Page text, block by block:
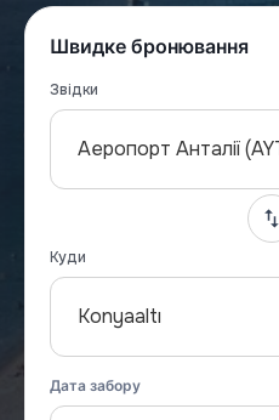
Швидке бронювання
Звідки
Аеропорт Анталії
Куди
Konyaaltı
Дата забору